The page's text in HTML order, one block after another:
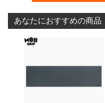
あなたにおすすめの商品